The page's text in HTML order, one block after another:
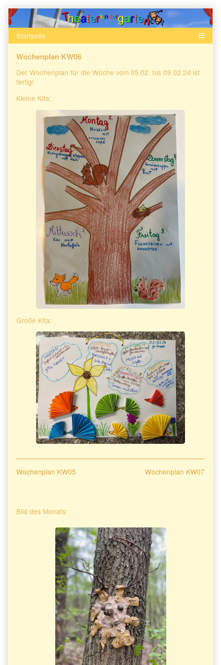
Skip
to
content
Wochenplan KW06
Der Wochenplan für die Woche vom 05.02. bis 09.02.24 ist
fertig!
Kleine Kita:
Große Kita:
Beitragsnavigation
Previous
Wochenplan KW05
Next
Wochenplan KW07
Primary
Sidebar
Bild des Monats: